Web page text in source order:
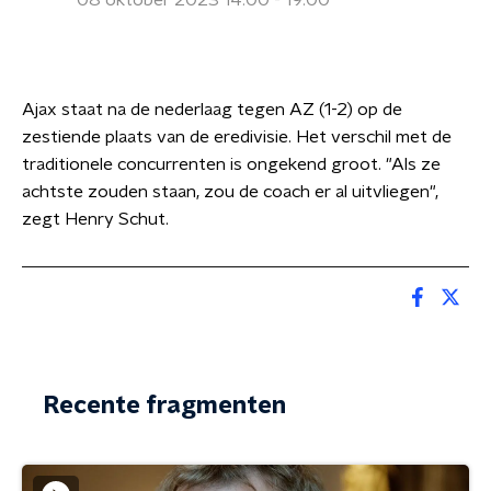
Ajax staat na de nederlaag tegen AZ (1-2) op de
zestiende plaats van de eredivisie. Het verschil met de
traditionele concurrenten is ongekend groot. "Als ze
achtste zouden staan, zou de coach er al uitvliegen",
zegt Henry Schut.
Recente fragmenten